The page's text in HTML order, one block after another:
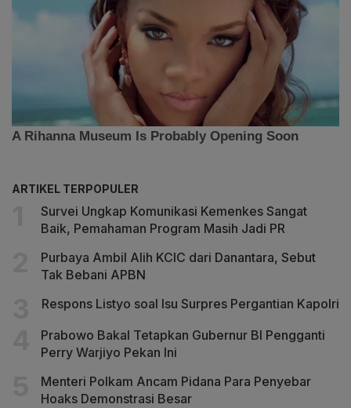
ARTIKEL TERPOPULER
Survei Ungkap Komunikasi Kemenkes Sangat
Baik, Pemahaman Program Masih Jadi PR
Purbaya Ambil Alih KCIC dari Danantara, Sebut
Tak Bebani APBN
Respons Listyo soal Isu Surpres Pergantian Kapolri
Prabowo Bakal Tetapkan Gubernur BI Pengganti
Perry Warjiyo Pekan Ini
Menteri Polkam Ancam Pidana Para Penyebar
Hoaks Demonstrasi Besar